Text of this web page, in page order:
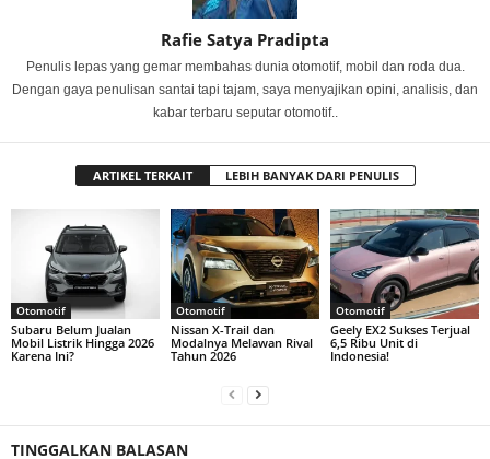
Rafie Satya Pradipta
Penulis lepas yang gemar membahas dunia otomotif, mobil dan roda dua.
Dengan gaya penulisan santai tapi tajam, saya menyajikan opini, analisis, dan
kabar terbaru seputar otomotif..
ARTIKEL TERKAIT LEBIH BANYAK DARI PENULIS
Otomotif
Subaru Belum Jualan
Mobil Listrik Hingga 2026
Karena Ini?
Otomotif
Nissan X-Trail dan
Modalnya Melawan Rival
Tahun 2026
Otomotif
Geely EX2 Sukses Terjual
6,5 Ribu Unit di
Indonesia!
TINGGALKAN BALASAN